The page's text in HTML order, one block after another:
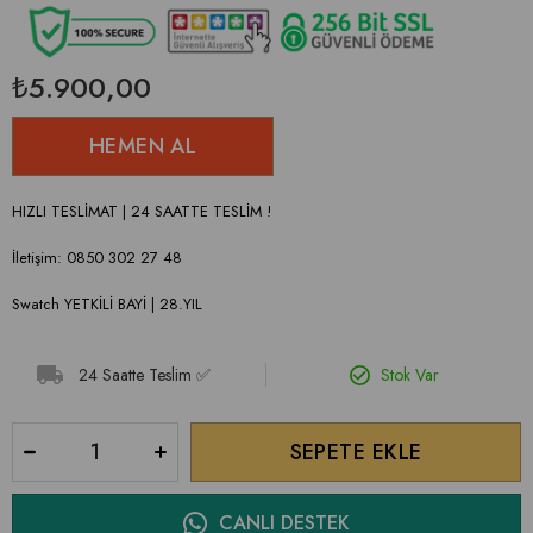
₺5.900,00
HIZLI TESLİMAT | 24 SAATTE TESLİM !
İletişim: 0850 302 27 48
Swatch YETKİLİ BAYİ | 28.YIL
24 Saatte Teslim ✅ Stok Var
CANLI DESTEK